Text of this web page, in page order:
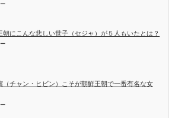
朝にこんな悲しい世子（セジャ）が５人もいたとは？
（チャン・ヒビン）こそが朝鮮王朝で一番有名な女